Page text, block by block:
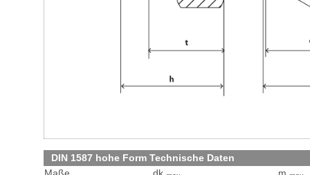
DIN 1587 hohe Form Technische Daten